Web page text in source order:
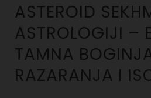
ASTEROID
ASTROLOGIJI –
TAMNA
RAZARANJA I